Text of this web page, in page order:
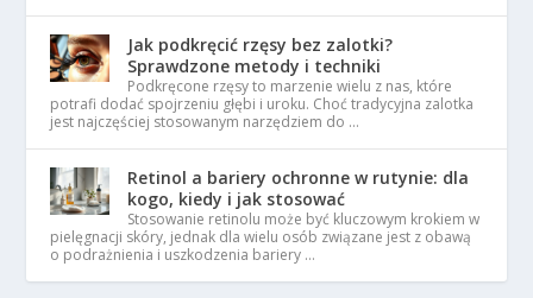
Jak podkręcić rzęsy bez zalotki?
Sprawdzone metody i techniki
Podkręcone rzęsy to marzenie wielu z nas, które
potrafi dodać spojrzeniu głębi i uroku. Choć tradycyjna zalotka
jest najczęściej stosowanym narzędziem do …
Retinol a bariery ochronne w rutynie: dla
kogo, kiedy i jak stosować
Stosowanie retinolu może być kluczowym krokiem w
pielęgnacji skóry, jednak dla wielu osób związane jest z obawą
o podrażnienia i uszkodzenia bariery …